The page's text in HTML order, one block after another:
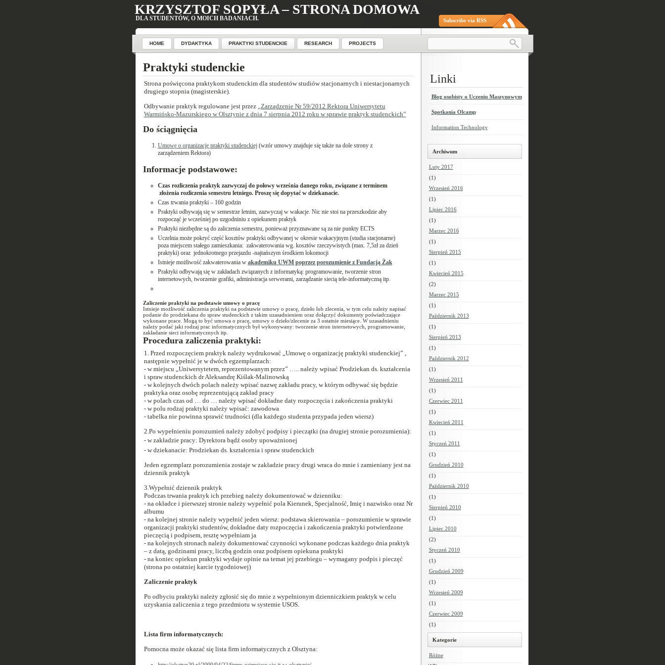
KRZYSZTOF SOPYŁA – STRONA DOMOWA
DLA STUDENTÓW, O MOICH BADANIACH. Subscribe via RSS
HOME DYDAKTYKA PRAKTYKI STUDENCKIE RESEARCH PROJECTS
Praktyki studenckie
Strona poświęcona praktykom studenckim dla studentów studiów stacjonarnych i niestacjonarnych
drugiego stopnia (magisterskie).
Odbywanie praktyk regulowane jest przez „Zarządzenie Nr 59/2012 Rektora Uniwersytetu
Warmińsko-Mazurskiego w Olsztynie z dnia 7 sierpnia 2012 roku w sprawie praktyk studenckich”
Do ściągnięcia
Umowę o organizację praktyki studenckiej(wzór umowy znajduje się także na dole strony z
zarządzeniem Rektora)
Informacje podstawowe:
Czas rozliczenia praktyk zazwyczaj do połowy września danego roku, związane z terminem
złożenia rozliczenia semestru letniego. Proszę się dopytać w dziekanacie.
Czas trwania praktyki – 160 godzin
Praktyki odbywają się w semestrze letnim, zazwyczaj w wakacje. Nic nie stoi na przeszkodzie aby
rozpocząć je wcześniej po uzgodniniu z opiekunem praktyk
Praktyki niezbędne są do zaliczenia semestru, ponieważ przyznawane są za nie punkty ECTS
Uczelnia może pokryć część kosztów praktyki odbywanej w okresie wakacyjnym (studia stacjonarne)
poza miejscem stałego zamieszkania: zakwaterowania wg. kosztów rzeczywistych (max. 7,5zł za dzień
praktyki) oraz jednokrotnego przejazdu -najtańszym środkiem lokomocji
Istnieje możliwość zakwaterowania w akademiku UWM poprzez porozumienie z Fundacją Żak
Praktyki odbywają się w zakładach związanych z informatyką: programowanie, tworzenie stron
internetowych, tworzenie grafiki, administracja serwerami, zarządzanie siecią tele-informatyczną itp.
Zaliczenie praktyki na podstawie umowy o pracę
Istnieje możliwość zaliczenia praktyki na podstawie umowy o pracę, dzieło lub zlecenia, w tym celu należy napisać
podanie do prodziekana do spraw studenckich z takim uzasadnieniem oraz dołączyć dokumenty poświadczające
wykonane prace. Mogą to być umowa o pracę, umowy o dzieło/zlecenie za 3 ostatnie miesiące. W uzasadnieniu
należy podać jaki rodzaj prac informatycznych był wykonywany: tworzenie stron internetowych, programowanie,
zakładanie sieci informatycznych itp.
Procedura zaliczenia praktyki:
1. Przed rozpoczęciem praktyk należy wydrukować „Umowę o organizację praktyki studenckiej” ,
następnie wypełnić je w dwóch egzemplarzach:
- w miejscu „Uniwersytetem, reprezentowanym przez” ….. należy wpisać Prodziekan ds. kształcenia
i spraw studenckich dr Aleksandrę Kiślak-Malinowską
- w kolejnych dwóch polach należy wpisać nazwę zakładu pracy, w którym odbywać się będzie
praktyka oraz osobę reprezentującą zakład pracy
- w polach czas od … do … należy wpisać dokładne daty rozpoczęcia i zakończenia praktyki
- w polu rodzaj praktyki należy wpisać: zawodowa
- tabelka nie powinna sprawić trudności (dla każdego studenta przypada jeden wiersz)
2.Po wypełnieniu porozumień należy zdobyć podpisy i pieczątki (na drugiej stronie porozumienia):
- w zakładzie pracy: Dyrektora bądź osoby upoważnionej
- w dziekanacie: Prodziekan ds. kształcenia i spraw studenckich
Jeden egzemplarz porozumienia zostaje w zakładzie pracy drugi wraca do mnie i zamieniany jest na
dziennik praktyk
3.Wypełnić dziennik praktyk
Podczas trwania praktyk ich przebieg należy dokumentować w dzienniku:
- na okładce i pierwszej stronie należy wypełnić pola Kierunek, Specjalność, Imię i nazwisko oraz Nr
albumu
- na kolejnej stronie należy wypełnić jeden wiersz: podstawa skierowania – porozumienie w sprawie
organizacji praktyki studentów, dokładne daty rozpoczęcia i zakończenia praktyki potwierdzone
pieczęcią i podpisem, resztę wypełniam ja
- na kolejnych stronach należy dokumentować czynności wykonane podczas każdego dnia praktyk
– z datą, godzinami pracy, liczbą godzin oraz podpisem opiekuna praktyki
- na koniec opiekun praktyki wydaje opinie na temat jej przebiegu – wymagany podpis i pieczęć
(strona po ostatniej karcie tygodniowej)
Zaliczenie praktyk
Po odbyciu praktyki należy zgłosić się do mnie z wypełnionym dzienniczkiem praktyk w celu
uzyskania zaliczenia z tego przedmiotu w systemie USOS.
Lista firm informatycznych:
Pomocna może okazać się lista firm informatycznych z Olsztyna:
Linki
Blog osobisty o Uczeniu Maszynowym
Spotkania Olcamp
Information Technology
Archiwum
Luty 2017
(1)
Wrzesień 2016
(1)
Lipiec 2016
(1)
Marzec 2016
(1)
Sierpień 2015
(1)
Kwiecień 2015
(2)
Marzec 2015
(1)
Październik 2013
(1)
Sierpień 2013
(1)
Październik 2012
(1)
Wrzesień 2011
(1)
Czerwiec 2011
(1)
Kwiecień 2011
(1)
Styczeń 2011
(1)
Grudzień 2010
(1)
Październik 2010
(1)
Sierpień 2010
(1)
Lipiec 2010
(2)
Styczeń 2010
(1)
Grudzień 2009
(1)
Wrzesień 2009
(1)
Czerwiec 2009
(1)
Kategorie
Różne